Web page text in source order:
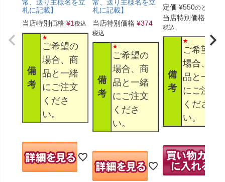
常、送り主様名を立
札に記載】
当店特別価格 ¥1 税込
備
考
ご希望の
場合、商
品と一緒
にご注文
くださ
い。
常、送り主様名を立
札に記載】
当店特別価格 ¥374
税込
備
考
ご希望の
場合、商
品と一緒
にご注文
くださ
い。
定価 ¥550のところ
当店特別価格
税込
備
考
ご希望の
場合、商
品と一緒
にご注文
くださ
い。